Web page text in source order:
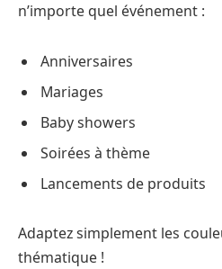
n’importe quel événement :
Anniversaires
Mariages
Baby showers
Soirées à thème
Lancements de produits
Adaptez simplement les
thématique !